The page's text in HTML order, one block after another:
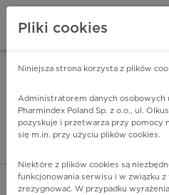
ZALOGUJ SIĘ
L56.3 - Pokrzywka słoneczna
Pliki cookies
Niniejsza strona korzysta z plików
Administratorem danych
Pharmindex Poland Sp. z o.o., ul.
pozyskuje i przetwarza przy pomocy
się m.in. przy użyciu plików cookies.
Niektóre z plików cookies są
funkcjonowania serwisu i w związku z
zrezygnować. W przypadku
ZA DARMO - w Google